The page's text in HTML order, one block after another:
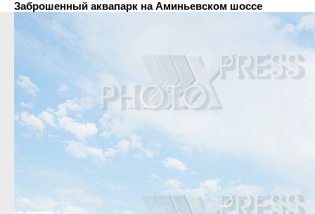
Заброшенный аквапарк на Аминьевском шоссе